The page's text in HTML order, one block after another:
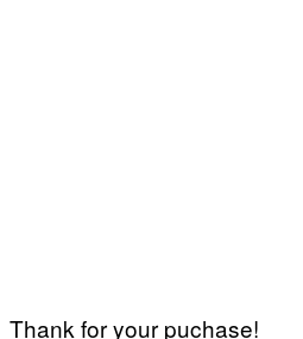
Thank for your puchase!